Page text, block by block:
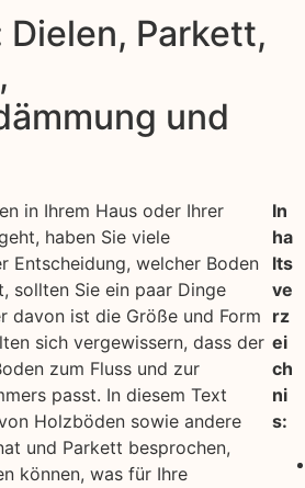
Dielen, Parkett,
und
in Ihrem Haus oder Ihrer
haben Sie viele
Entscheidung, welcher Boden
sollten Sie ein paar Dinge
davon ist die Größe und Form
sich vergewissern, dass der
zum Fluss und zur
passt. In diesem Text
Holzböden sowie andere
und Parkett besprochen,
können, was für Ihre
In
ha
lts
ve
rz
ei
ch
ni
s: